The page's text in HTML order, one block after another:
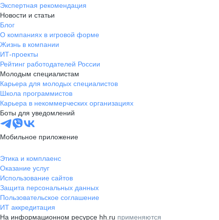
Экспертная рекомендация
Новости и статьи
Блог
О компаниях в игровой форме
Жизнь в компании
ИТ-проекты
Рейтинг работодателей России
Молодым специалистам
Карьера для молодых специалистов
Школа программистов
Карьера в некоммерческих организациях
Боты для уведомлений
Мобильное приложение
Этика и комплаенс
Оказание услуг
Использование сайтов
Защита персональных данных
Пользовательское соглашение
ИТ аккредитация
На информационном ресурсе hh.ru применяются